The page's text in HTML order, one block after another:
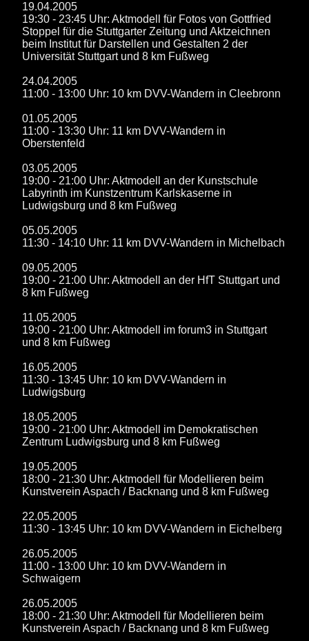
19.04.2005
19:30 - 23:45 Uhr: Aktmodell für Fotos von Gottfried
Stoppel für die Stuttgarter Zeitung und Aktzeichnen
beim Institut für Darstellen und Gestalten 2 der
Universität Stuttgart und 8 km Fußweg
24.04.2005
11:00 - 13:00 Uhr: 10 km DVV-Wandern in Cleebronn
01.05.2005
11:00 - 13:30 Uhr: 11 km DVV-Wandern in
Oberstenfeld
03.05.2005
19:00 - 21:00 Uhr: Aktmodell an der Kunstschule
Labyrinth im Kunstzentrum Karlskaserne in
Ludwigsburg und 8 km Fußweg
05.05.2005
11:30 - 14:10 Uhr: 11 km DVV-Wandern in Michelbach
09.05.2005
19:00 - 21:00 Uhr: Aktmodell an der HfT Stuttgart und
8 km Fußweg
11.05.2005
19:00 - 21:00 Uhr: Aktmodell im forum3 in Stuttgart
und 8 km Fußweg
16.05.2005
11:30 - 13:45 Uhr: 10 km DVV-Wandern in
Ludwigsburg
18.05.2005
19:00 - 21:00 Uhr: Aktmodell im Demokratischen
Zentrum Ludwigsburg und 8 km Fußweg
19.05.2005
18:00 - 21:30 Uhr: Aktmodell für Modellieren beim
Kunstverein Aspach / Backnang und 8 km Fußweg
22.05.2005
11:30 - 13:45 Uhr: 10 km DVV-Wandern in Eichelberg
26.05.2005
11:00 - 13:00 Uhr: 10 km DVV-Wandern in
Schwaigern
26.05.2005
18:00 - 21:30 Uhr: Aktmodell für Modellieren beim
Kunstverein Aspach / Backnang und 8 km Fußweg